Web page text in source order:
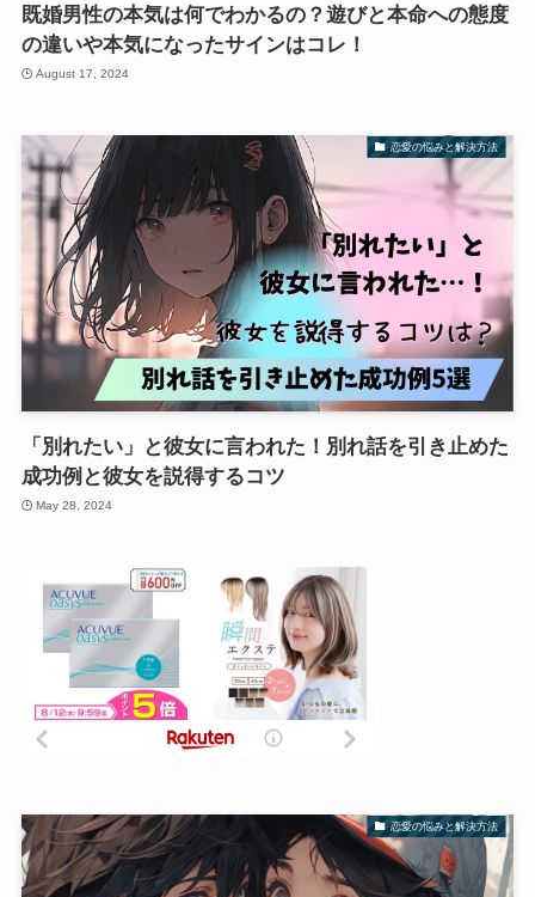
既婚男性の本気は何でわかるの？遊びと本命への態度
の違いや本気になったサインはコレ！
August 17, 2024
恋愛の悩みと解決方法
「別れたい」と彼女に言われた！別れ話を引き止めた
成功例と彼女を説得するコツ
May 28, 2024
恋愛の悩みと解決方法